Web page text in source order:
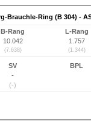
Brauchle-Ring (B 304) -
B-Rang
10.042
(7.638)
L-Rang
1.757
(1.344)
SV
-
(-)
BPL